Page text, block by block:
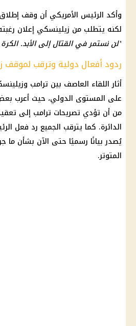
وأكد الرئيس الأمريكي أن وقف
لكنه يتطلب من زيلينسكي إعلان
"لن نستمر في القتال إلى الأبد.
ردود أفعال دولية وترقب لموقف
أثار اللقاء العاصف بين ترامب
على المستوى الدولي، حيث أعرب
من أن تؤدي تصريحات ترامب إلى
الدائرة. كما يترقب الجميع رد فعل
يُصدر بيانًا رسميًا حتى الآن بشأن ما
المتوتر.